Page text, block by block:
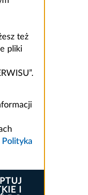
też
pliki
Polityka
I